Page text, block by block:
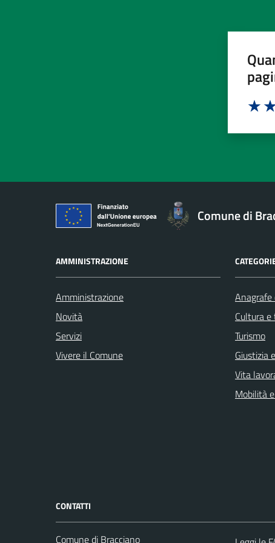
Comune di
AMMINISTRAZIONE
Amministrazione
Novità
Servizi
Vivere il Comune
Cultura
Turismo
Giustizia
Vita
Mobilità
CONTATTI
Comune di Bracciano